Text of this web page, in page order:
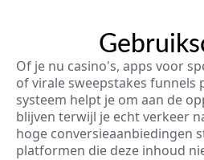
Of je nu casino's, apps voor
of virale sweepstakes funnels
systeem helpt je om aan de
blijven terwijl je echt verkeer
hoge conversieaanbiedingen
platformen die deze inhoud